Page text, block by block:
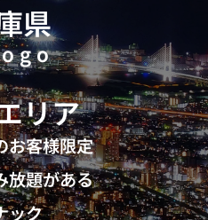
県
リア
お客様限定
放題がある
ック